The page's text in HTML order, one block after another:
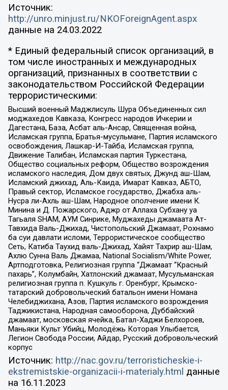
Источник:
http://unro.minjust.ru/NKOForeignAgent.aspx
данные на 24.03.2022
* Единый федеральный список организаций, в
том числе иностранных и международных
организаций, признанных в соответствии с
законодательством Российской Федерации
террористическими:
Высший военный Маджлисуль Шура Объединенных сил
моджахедов Кавказа, Конгресс народов Ичкерии и
Дагестана, База, Асбат аль-Ансар, Священная война,
Исламская группа, Братья-мусульмане, Партия исламского
освобождения, Лашкар-И-Тайба, Исламская группа,
Движение Талибан, Исламская партия Туркестана,
Общество социальных реформ, Общество возрождения
исламского наследия, Дом двух святых, Джунд аш-Шам,
Исламский джихад, Аль-Каида, Имарат Кавказ, АБТО,
Правый сектор, Исламское государство, Джабха аль-
Нусра ли-Ахль аш-Шам, Народное ополчение имени К.
Минина и Д. Пожарского, Аджр от Аллаха Субхану уа
Тагьаля SHAM, АУМ Синрике, Муджахеды джамаата Ат-
Тавхида Валь-Джихад, Чистопольский Джамаат, Рохнамо
ба суи давлати исломи, Террористическое сообщество
Сеть, Катиба Таухид валь-Джихад, Хайят Тахрир аш-Шам,
Ахлю Сунна Валь Джамаа, National Socialism/White Power,
Артподготовка, Религиозная группа “Джамаат “Красный
пахарь”, Колумбайн, Хатлонский джамаат, Мусульманская
религиозная группа п. Кушкуль г. Оренбург, Крымско-
татарский добровольческий батальон имени Номана
Челебиджихана, Азов, Партия исламского возрождения
Таджикистана, Народная самооборона, Дуббайский
джамаат, московская ячейка, Батал-Хаджи Белхороев,
Маньяки Культ Убийц, Молодёжь Которая Улыбается,
Легион Свобода России, Айдар, Русский добровольческий
корпус
Источник: http://nac.gov.ru/terroristicheskie-i-
ekstremistskie-organizacii-i-materialy.html данные
на 16.11.2023